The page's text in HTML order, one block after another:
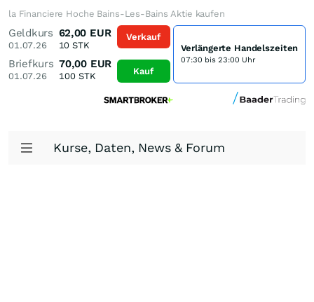
la Financiere Hoche Bains-Les-Bains Aktie kaufen
Geldkurs
01.07.26
62,00 EUR
10 STK
Briefkurs
01.07.26
70,00 EUR
100STK
Verkauf
Kauf
Verlängerte Handelszeiten
07:30 bis 23:00 Uhr
Kurse, Daten, News & Forum